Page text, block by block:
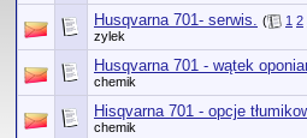
Husqvarna 701- serwis. ( 1 2
zylek
Husqvarna 701 - wątek
chemik
Hisqvarna 701 - opcje
chemik